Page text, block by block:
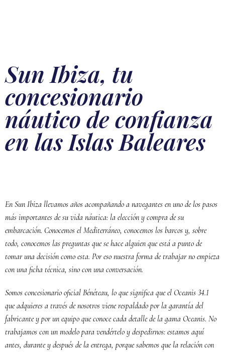
Sun Ibiza, tu
concesionario
náutico de confianza
en las Islas Baleares
En Sun Ibiza llevamos años acompañando a navegantes en uno de los pasos
más importantes de su vida náutica: la elección y compra de su
embarcación. Conocemos el Mediterráneo, conocemos los barcos y, sobre
todo, conocemos las preguntas que se hace alguien que está a punto de
tomar una decisión como esta. Por eso nuestra forma de trabajar no empieza
con una ficha técnica, sino con una conversación.
Somos concesionario oficial Bénéteau, lo que significa que el Oceanis 34.1
que adquieres a través de nosotros viene respaldado por la garantía del
fabricante y por un equipo que conoce cada detalle de la gama Oceanis. No
trabajamos con un modelo para vendértelo y despedirnos: estamos aquí
antes, durante y después de la entrega, porque sabemos que la relación con